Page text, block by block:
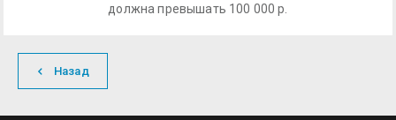
должна превышать 100 000 р.
Назад